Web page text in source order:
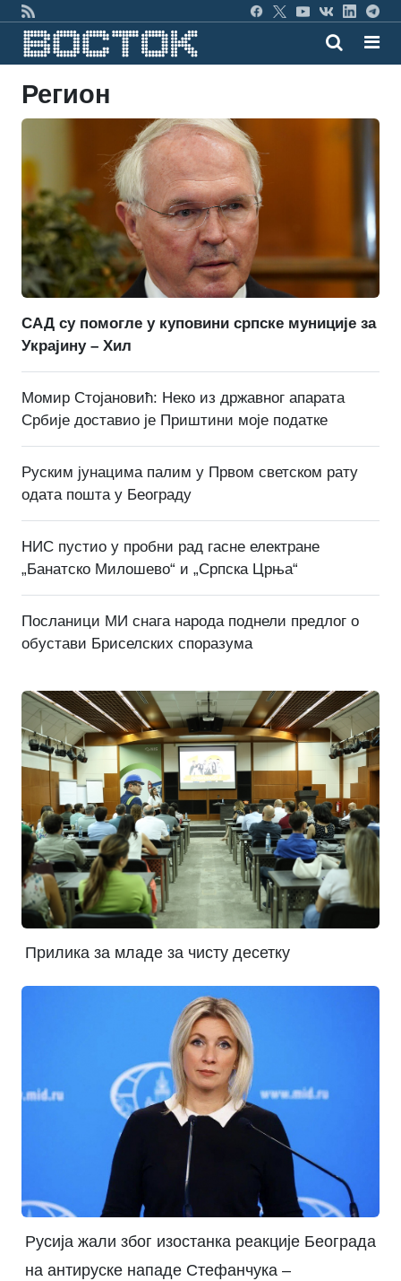
Регион
САД су помогле у куповини српске муниције за
Украјину – Хил
Момир Стојановић: Неко из државног апарата
Србије доставио је Приштини моје податке
Руским јунацима палим у Првом светском рату
одата пошта у Београду
НИС пустио у пробни рад гасне електране
„Банатско Милошево“ и „Српска Црња“
Посланици МИ снага народа поднели предлог о
обустави Бриселских споразума
Прилика за младе за чисту десетку
Русија жали због изостанка реакције Београда
на антируске нападе Стефанчука –